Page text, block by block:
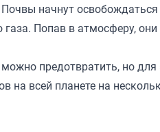
начнут
газа. Попав в атмосферу,
предотвратить, но для
всей планете на